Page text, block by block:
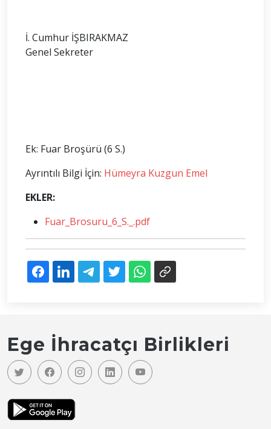
İ. Cumhur İŞBIRAKMAZ
Genel Sekreter
Ek: Fuar Broşürü (6 S.)
Ayrıntılı Bilgi İçin: Hümeyra Kuzgun Emel
EKLER:
Fuar_Brosuru_6_S._.pdf
Ege İhracatçı Birlikleri